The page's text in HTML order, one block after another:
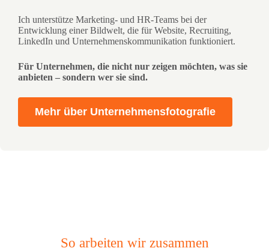
Ich unterstütze Marketing- und HR-Teams bei der
Entwicklung einer Bildwelt, die für Website, Recruiting,
LinkedIn und Unternehmenskommunikation funktioniert.
Für Unternehmen, die nicht nur zeigen möchten, was sie
anbieten – sondern wer sie sind.
Mehr über Unternehmensfotografie
So arbeiten wir zusammen